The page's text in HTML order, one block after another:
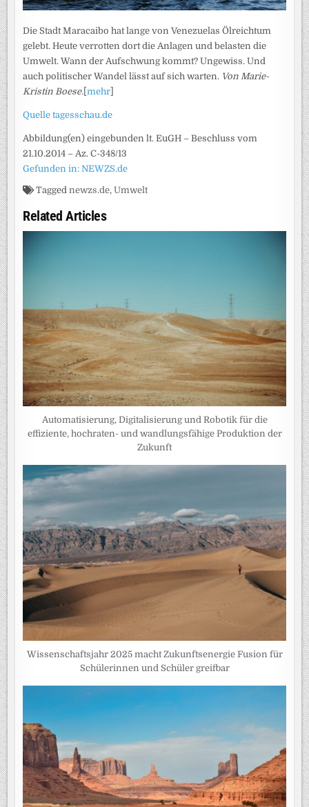
Die Stadt Maracaibo hat lange von Venezuelas Ölreichtum
gelebt. Heute verrotten dort die Anlagen und belasten die
Umwelt. Wann der Aufschwung kommt? Ungewiss. Und
auch politischer Wandel lässt auf sich warten. Von Marie-
Kristin Boese. [mehr
Quelle tagesschau.de
Abbildung(en) eingebunden lt. EuGH – Beschluss vom
21.10.2014 – Az. C-348/13
Gefunden in: NEWZS.de
Taggednewzs.de,Umwelt
Related Articles
Automatisierung, Digitalisierung und Robotik für die
effiziente, hochraten- und wandlungsfähige Produktion der
Zukunft
Wissenschaftsjahr 2025 macht Zukunftsenergie Fusion für
Schülerinnen und Schüler greifbar